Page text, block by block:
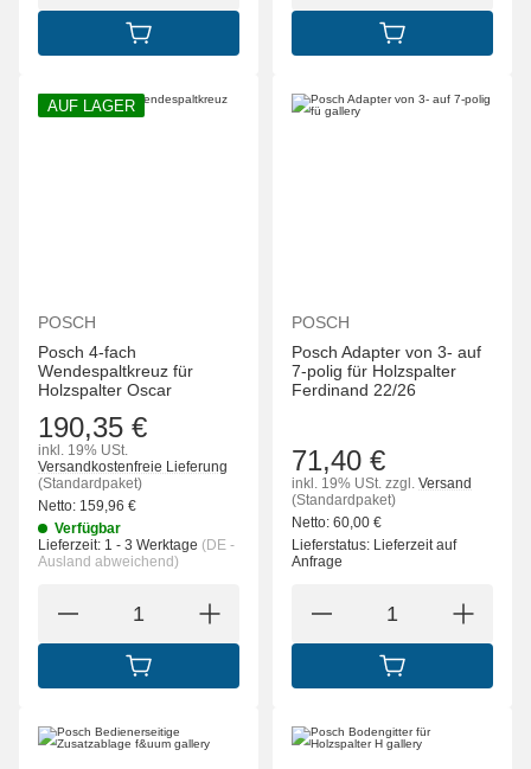
IN DEN WARENKORB IN DEN
AUF LAGER
POSCH
Posch 4-fach
Wendespaltkreuz für
Holzspalter Oscar
190,35 €
inkl. 19% USt.
Versandkostenfreie Lieferung
(Standardpaket)
Netto: 159,96 €
Verfügbar
Lieferzeit: 1 - 3 Werktage (DE -
Ausland abweichend)
IN DEN WARENKORB
POSCH
Posch Adapter von 3- auf
7-polig für Holzspalter
Ferdinand 22/26
71,40 €
inkl. 19% USt. zzgl. Versand
(Standardpaket)
Netto: 60,00 €
Lieferstatus: Lieferzeit auf
Anfrage
IN DEN